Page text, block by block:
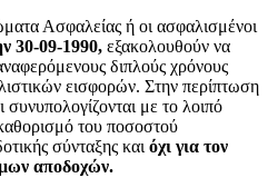
Ασφαλείας ή οι ασφαλισμένοι
30-09-1990, εξακολουθούν να
διπλούς χρόνους
εισφορών. Στην περίπτωση
με το λοιπό
του ποσοστού
σύνταξης και όχι για τον
αποδοχών.